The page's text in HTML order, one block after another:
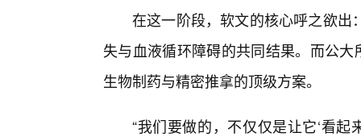
在这一阶段，软文的核心呼之欲出
失与血液循环障碍的共同结果。而公
生物制药与精密推拿的顶级方案。
“我们要做的，不仅仅是让它‘看